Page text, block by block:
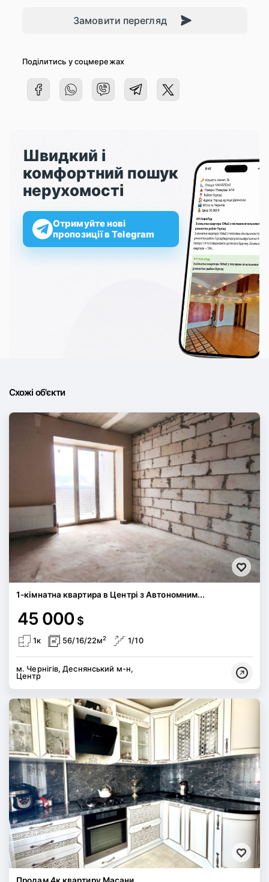
Замовити перегляд
Поділитись у соцмережах
Швидкий і
комфортний пошук
нерухомості
Отримуйте нові
пропозиції в Telegram
Схожі об'єкти
1-кімнатна квартира в Центрі з Автономним...
45 000 $
1к 56/16/22м2 1/10
м. Чернігів, Деснянський м-н,
Центр
Продам 4к квартиру Масани